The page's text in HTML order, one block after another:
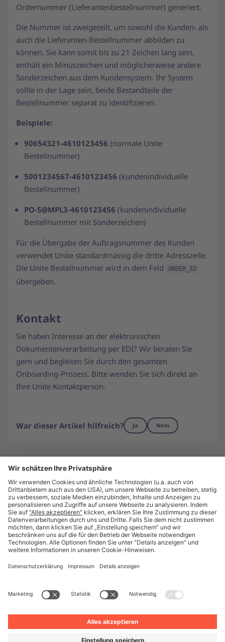
Ordernummer (Lieferantenbestellnummer) generiert.
Die Nummer ist zweigeteilt, um sowohl die Kunden- als
auch die Lieferanten-Bestellnummer abbilden zu
können. Sie kann somit bis zu 21 Zeichen lang sein,
enthält ein Minuszeichen und möglicherweise andere
Sonderzeichen aus dem Kundensystem. Ihr System
sollte in der Lage sein, beide Bestandteile der
Bestellnummer separat zu identifizieren.
Beispiele:
90654321-4610123456 (normale Unite
Bestellnummer)
5001234567-4610123456 (kundenindividuelle
Bestellnummer)
PO-S@MPL3-4610123456 (kundenindividuelle
Bestellnummer mit Sonderzeichen)
Für die Übergabe der Auftragsnummer des Kunden
verwendet Unite standardmässig die dritte Adresszeile.
Die Unite Bestellnummer wird in dem Feld
ORDER_ID
übergeben.
Kontakt
Sie haben Interesse an der elektronischen
Dokumentenverarbeitung per EDI? Wir beraten Sie
gern und begleiten Sie durch den gesamten
Onboarding-Prozess. Bitte wenden Sie sich direkt an
Ihre Unite Kontaktperson.
War dieser Artikel hilfreich? Ja Nein
Nicht gefunden, wonach Sie suchen?
Vielleicht können wir Ihnen persönlich weiterhelfen.
Unite kontaktieren Zu unite.eu
Über UnitePressebereich KarriereImpressum
© Unite 2026